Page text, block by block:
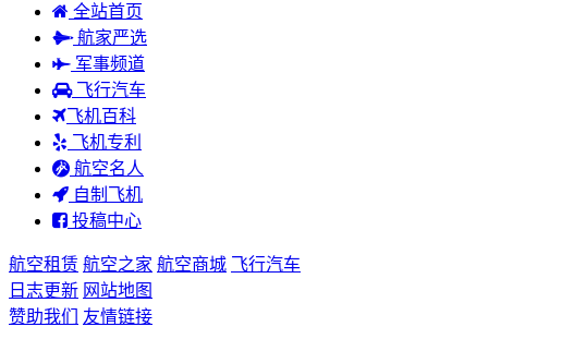
全站首页
航家严选
军事频道
飞行汽车
飞机百科
飞机专利
航空名人
自制飞机
投稿中心
航空租赁 航空之家 航空商城 飞行汽车
日志更新 网站地图
赞助我们
友情链接